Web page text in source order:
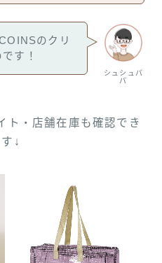
シュシュパ
パ
のクリ
す！
ト・店舗在庫も確認でき
す↓